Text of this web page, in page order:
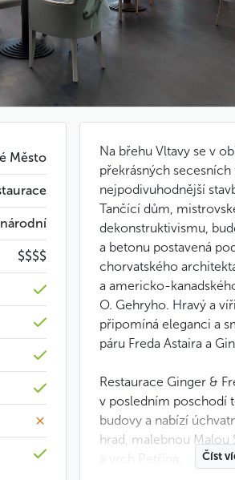
Na břehu Vltavy se v
překrásných secesních
nejpodivuhodnější
Tančící dům,
dekonstruktivismu,
a betonu postavená
chorvatského
a americko-
O. Gehryho. Hravý a
připomíná eleganci a
páru Freda Astaira a
Restaurace Ginger &
v posledním poschodí
budovy a nabízí
hrad, malebnou Malou
a vrch Petřína.
Číst
Město
$$$$